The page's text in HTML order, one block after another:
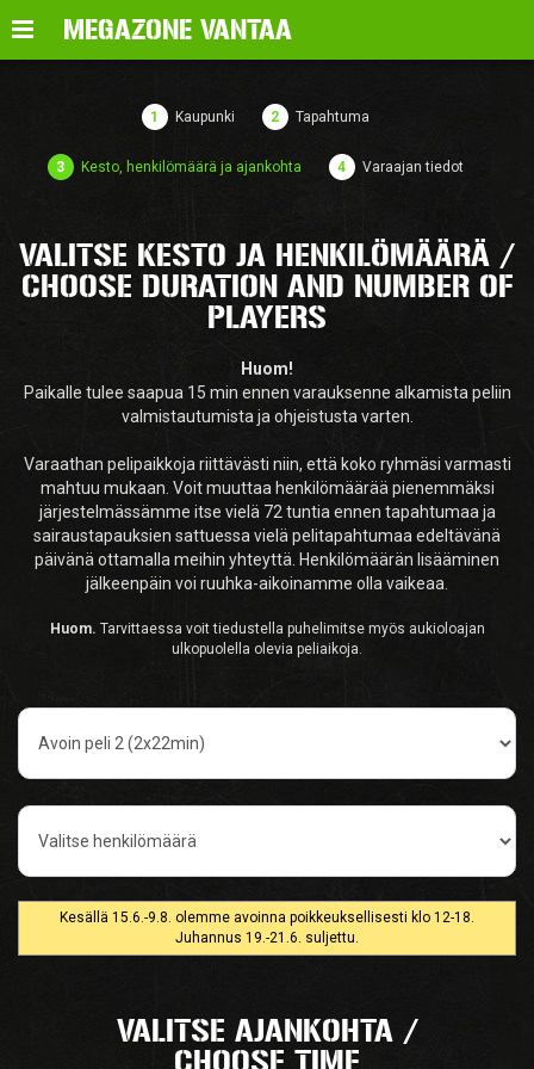
Valikko
MEGAZONE VANTAA
1 Kaupunki 2 Tapahtuma
3 Kesto, henkilömäärä ja ajankohta 4 Varaajan tiedot
VALITSE KESTO JA HENKILÖMÄÄRÄ /
CHOOSE DURATION AND NUMBER OF
PLAYERS
Huom!
Paikalle tulee saapua 15 min ennen varauksenne alkamista peliin
valmistautumista ja ohjeistusta varten.
Varaathan pelipaikkoja riittävästi niin, että koko ryhmäsi varmasti
mahtuu mukaan. Voit muuttaa henkilömäärää pienemmäksi
järjestelmässämme itse vielä 72 tuntia ennen tapahtumaa ja
sairaustapauksien sattuessa vielä pelitapahtumaa edeltävänä
päivänä ottamalla meihin yhteyttä. Henkilömäärän lisääminen
jälkeenpäin voi ruuhka-aikoinamme olla vaikeaa.
Huom. Tarvittaessa voit tiedustella puhelimitse myös aukioloajan
ulkopuolella olevia peliaikoja.
Kesällä 15.6.-9.8. olemme avoinna poikkeuksellisesti klo 12-18.
Juhannus 19.-21.6. suljettu.
VALITSE AJANKOHTA /
CHOOSE TIME